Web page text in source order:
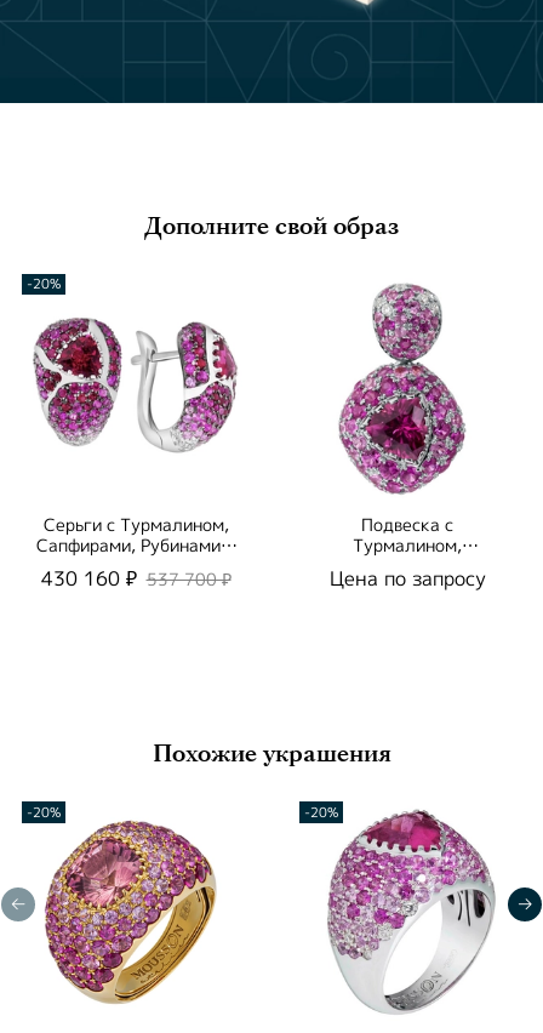
Дополните свой образ
-20%
Серьги с Турмалином,
Сапфирами, Рубинами и
Бриллиантами, E0073-
3/11
430 160 ₽ 537 700 ₽
Подвеска с
Турмалином,
Бриллиантами, P0073-
Цена по запросу
Похожие украшения
-20% -20%